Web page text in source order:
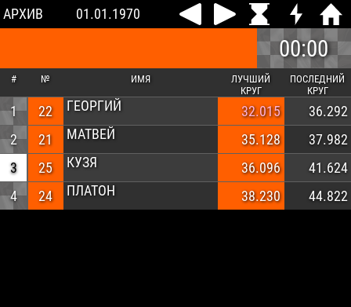
АРХИВ 01.01.1970
00:00
# № ИМЯ
ЛУЧШИЙ
КРУГ
ПОСЛЕДНИЙ
КРУГ
1 22 ГЕОРГИЙ 32.015
36.292
2
21 МАТВЕЙ 35.128
37.982
3
25 КУЗЯ 36.096
41.624
4
24 ПЛАТОН 38.230 44.822